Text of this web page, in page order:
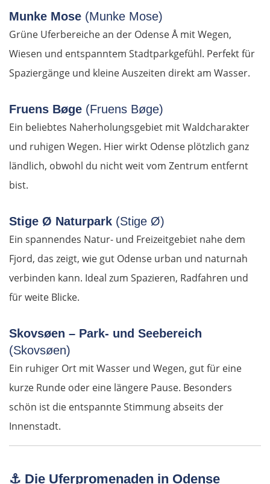
Munke Mose (Munke Mose)
Grüne Uferbereiche an der Odense Å mit Wegen,
Wiesen und entspanntem Stadtparkgefühl. Perfekt für
Spaziergänge und kleine Auszeiten direkt am Wasser.
Fruens Bøge (Fruens Bøge)
Ein beliebtes Naherholungsgebiet mit Waldcharakter
und ruhigen Wegen. Hier wirkt Odense plötzlich ganz
ländlich, obwohl du nicht weit vom Zentrum entfernt
bist.
Stige Ø Naturpark (Stige Ø)
Ein spannendes Natur- und Freizeitgebiet nahe dem
Fjord, das zeigt, wie gut Odense urban und naturnah
verbinden kann. Ideal zum Spazieren, Radfahren und
für weite Blicke.
Skovsøen – Park- und Seebereich
(Skovsøen)
Ein ruhiger Ort mit Wasser und Wegen, gut für eine
kurze Runde oder eine längere Pause. Besonders
schön ist die entspannte Stimmung abseits der
Innenstadt.
⚓ Die Uferpromenaden in Odense
Cluj-Napoca
Sibiu
Râmnicu Vâlcea
Bukarest
Ruse
Schumen
Nessebar
Burgas
Elchowo